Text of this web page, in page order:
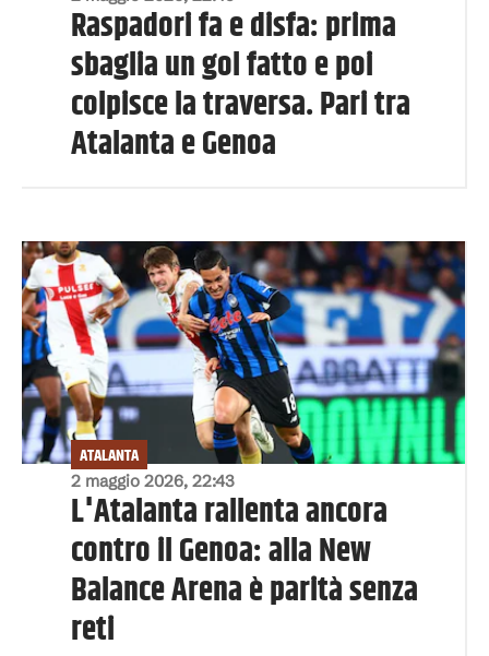
Raspadori fa e disfa: prima
sbaglia un gol fatto e poi
colpisce la traversa. Pari tra
Atalanta e Genoa
2 maggio 2026, 22:43
ATALANTA
L'Atalanta rallenta ancora
contro il Genoa: alla New
Balance Arena è parità senza
reti